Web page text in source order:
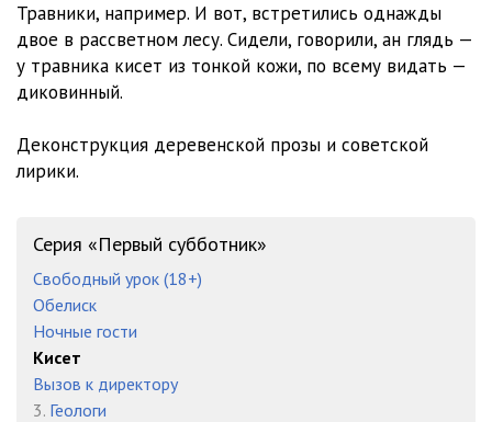
Травники, например. И вот, встретились однажды
двое в рассветном лесу. Сидели, говорили, ан глядь —
у травника кисет из тонкой кожи, по всему видать —
диковинный.
Деконструкция деревенской прозы и советской
лирики.
Серия «Первый субботник»
Свободный урок (18+)
Обелиск
Ночные гости
Кисет
Вызов к директору
3. Геологи